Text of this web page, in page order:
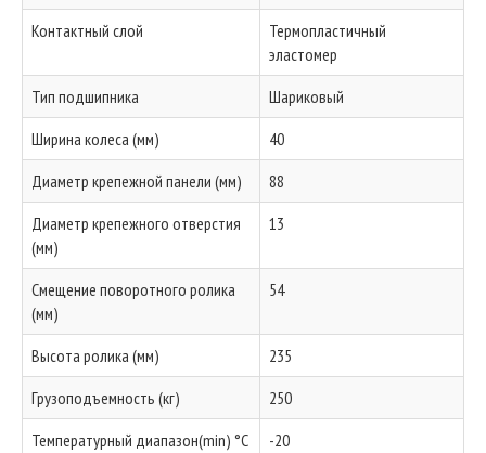
Контактный слой
Термопластичный
эластомер
Тип подшипника
Шариковый
Ширина колеса (мм)
40
Диаметр крепежной панели (мм)
88
Диаметр крепежного отверстия
(мм)
13
Смещение поворотного ролика
(мм)
54
Высота ролика (мм)
235
Грузоподъемность (кг)
250
Температурный диапазон(min) °C
-20